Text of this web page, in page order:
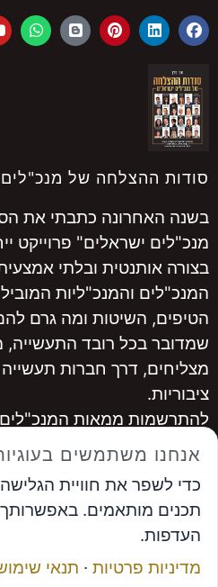
סודות ההצלחה של
בשנה האחרונה כתבתי את
מנכ"לים ישראלים" פרוייקט
המנכ"לים והמנכ"ליות
הטיפים, השיטות ומה גרם
שמדובר בכל רובד
מצליחים, דרך חברות
ציבוריות.
להתרשמות ממאות
...............
אבי פרץ, מייסד פורום
אפקטיביים
אנחנו משתמשים
כדי לשפר את חוויית
תכנים מותאמים.
העדפות.
מדיניות פרטיות · תנאי